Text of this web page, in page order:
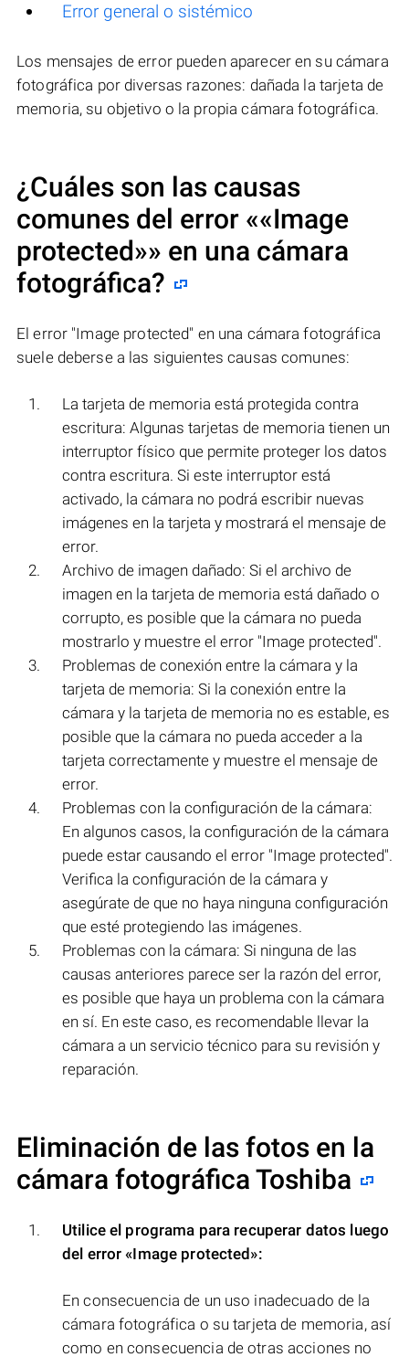
Error general o sistémico
Los mensajes de error pueden aparecer en su cámara
fotográfica por diversas razones: dañada la tarjeta de
memoria, su objetivo o la propia cámara fotográfica.
¿Cuáles son las causas
comunes del error ««Image
protected»» en una cámara
fotográfica?
El error "Image protected" en una cámara fotográfica
suele deberse a las siguientes causas comunes:
La tarjeta de memoria está protegida contra
escritura: Algunas tarjetas de memoria tienen un
interruptor físico que permite proteger los datos
contra escritura. Si este interruptor está
activado, la cámara no podrá escribir nuevas
imágenes en la tarjeta y mostrará el mensaje de
error.
Archivo de imagen dañado: Si el archivo de
imagen en la tarjeta de memoria está dañado o
corrupto, es posible que la cámara no pueda
mostrarlo y muestre el error "Image protected".
Problemas de conexión entre la cámara y la
tarjeta de memoria: Si la conexión entre la
cámara y la tarjeta de memoria no es estable, es
posible que la cámara no pueda acceder a la
tarjeta correctamente y muestre el mensaje de
error.
Problemas con la configuración de la cámara:
En algunos casos, la configuración de la cámara
puede estar causando el error "Image protected".
Verifica la configuración de la cámara y
asegúrate de que no haya ninguna configuración
que esté protegiendo las imágenes.
Problemas con la cámara: Si ninguna de las
causas anteriores parece ser la razón del error,
es posible que haya un problema con la cámara
en sí. En este caso, es recomendable llevar la
cámara a un servicio técnico para su revisión y
reparación.
Eliminación de las fotos en la
cámara fotográfica Toshiba
Utilice el programa para recuperar datos luego
del error«Image protected»:
En consecuencia de un uso inadecuado de la
cámara fotográfica o su tarjeta de memoria, así
como en consecuencia de otras acciones no